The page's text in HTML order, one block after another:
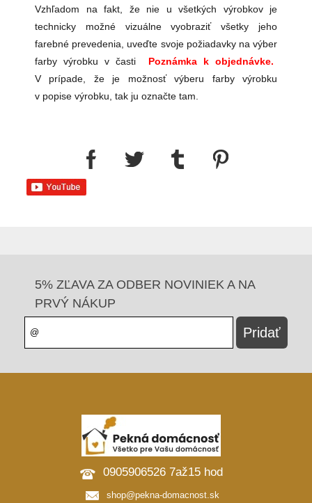
Vzhľadom na fakt, že nie u všetkých výrobkov je
technicky možné vizuálne vyobraziť všetky jeho
farebné prevedenia, uveďte svoje požiadavky na výber
farby výrobku v časti Poznámka k objednávke.
V prípade, že je možnosť výberu farby výrobku
v popise výrobku, tak ju označte tam.
5% ZĽAVA ZA ODBER NOVINIEK A NA
PRVÝ NÁKUP
0905906526 7až15 hod
shop@pekna-domacnost.sk